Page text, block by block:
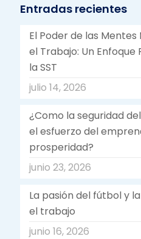
Entradas recientes
El Poder de las
el Trabajo: Un
la SST
julio 14, 2026
¿Como la seguridad
el esfuerzo del
prosperidad?
junio 23, 2026
La pasión del fútbol y
el trabajo
junio 16, 2026